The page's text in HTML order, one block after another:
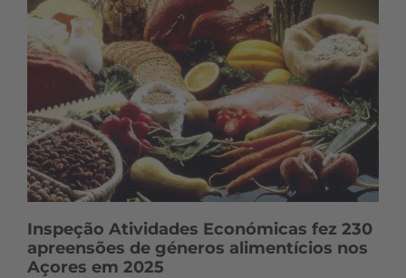
Inspeção Atividades Económicas fez 230
apreensões de géneros alimentícios nos
Açores em 2025